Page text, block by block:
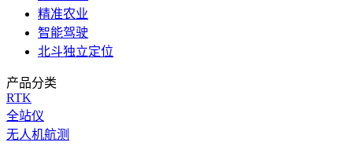
精准农业
智能驾驶
北斗独立定位
产品分类
RTK
全站仪
无人机航测